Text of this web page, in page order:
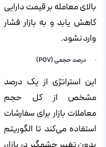
بالای معامله بر قیمت دارایی
کاهش یابد و به بازار فشار
وارد نشود.
· درصد حجمی (POV)
این استراتژی از یک درصد
مشخص از کل حجم
معاملات بازار برای سفارشات
استفاده می‌کند تا الگوریتم